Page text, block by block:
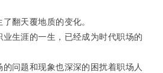
翻天覆地质的变化。
生涯的一生，已经成为时代职场的
问题和现象也深深的困扰着职场人